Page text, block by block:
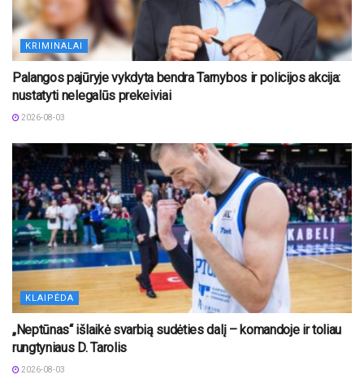
KRIMINALAI
Palangos pajūryje vykdyta bendra Tarnybos ir policijos akcija:
nustatyti nelegalūs prekeiviai
2026-08-03
KLAIPĖDA
„Neptūnas“ išlaikė svarbią sudėties dalį – komandoje ir toliau
rungtyniaus D. Tarolis
2026-08-03